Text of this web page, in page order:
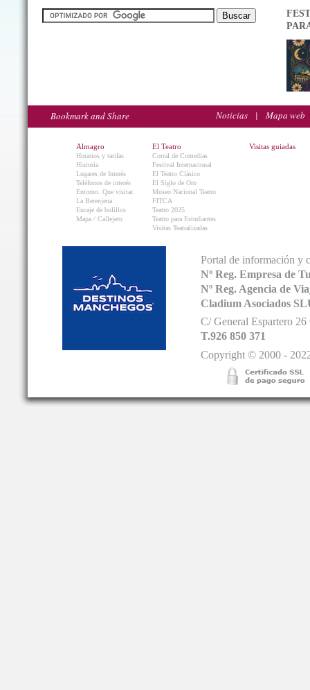
Noticias | Mapa web
Almagro
Horarios y tarifas
Historia
Lugares de Interés
Teléfonos de interés
Entorno. Que visitar.
La Berenjena
Encaje de bolillos
Mapa / Callejero
El Teatro
Corral de Comedias
Festival Internacional
El Teatro Clásico
El Siglo de Oro
Museo Nacional Teatro
FITCA
Teatro 2025
Teatro para Estudiantes
Visitas Teatralizadas
Visitas guiadas
Portal de información y
Nº Reg. Empresa de
Nº Reg. Agencia de
Cladium Asociados
C/ General Espartero
T.926 850 371
Copyright © 2000 -